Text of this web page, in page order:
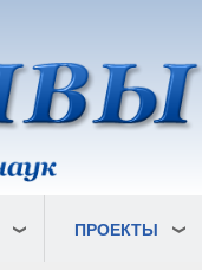
ПРОЕКТЫ